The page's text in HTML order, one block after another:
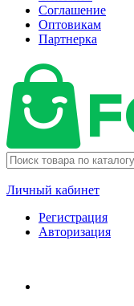
Соглашение
Оптовикам
Партнерка
Личный кабинет
Регистрация
Авторизация